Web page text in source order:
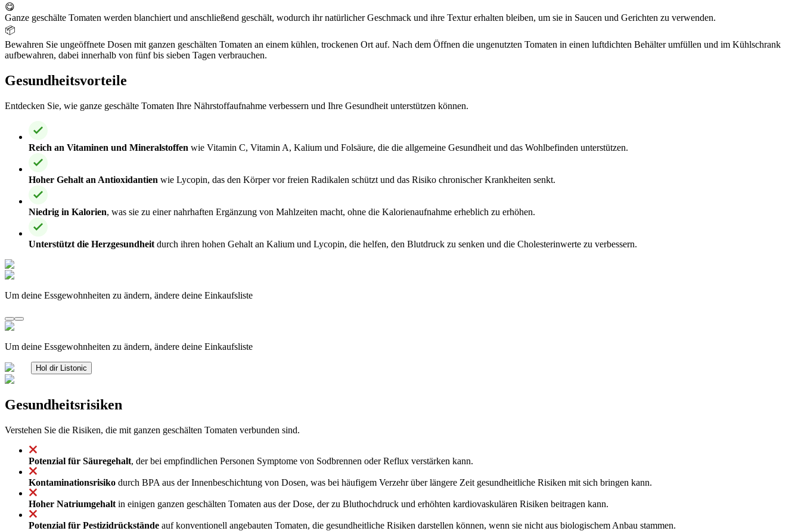
😋
Ganze geschälte Tomaten werden blanchiert und anschließend geschält, wodurch ihr natürlicher Geschmack und ihre Textur erhalten bleiben, um sie in Saucen und Gerichten zu verwenden.
📦
Bewahren Sie ungeöffnete Dosen mit ganzen geschälten Tomaten an einem kühlen, trockenen Ort auf. Nach dem Öffnen die ungenutzten Tomaten in einen luftdichten Behälter umfüllen und im Kühlschrank
aufbewahren, dabei innerhalb von fünf bis sieben Tagen verbrauchen.
Gesundheitsvorteile
Entdecken Sie, wie ganze geschälte Tomaten Ihre Nährstoffaufnahme verbessern und Ihre Gesundheit unterstützen können.
Reich an Vitaminen und Mineralstoffen wie Vitamin C, Vitamin A, Kalium und Folsäure, die die allgemeine Gesundheit und das Wohlbefinden unterstützen.
Hoher Gehalt an Antioxidantien wie Lycopin, das den Körper vor freien Radikalen schützt und das Risiko chronischer Krankheiten senkt.
Niedrig in Kalorien, was sie zu einer nahrhaften Ergänzung von Mahlzeiten macht, ohne die Kalorienaufnahme erheblich zu erhöhen.
Unterstützt die Herzgesundheit durch ihren hohen Gehalt an Kalium und Lycopin, die helfen, den Blutdruck zu senken und die Cholesterinwerte zu verbessern.
Um deine Essgewohnheiten zu ändern, ändere deine Einkaufsliste
Um deine Essgewohnheiten zu ändern, ändere deine Einkaufsliste
Hol dir Listonic
Gesundheitsrisiken
Verstehen Sie die Risiken, die mit ganzen geschälten Tomaten verbunden sind.
Potenzial für Säuregehalt, der bei empfindlichen Personen Symptome von Sodbrennen oder Reflux verstärken kann.
Kontaminationsrisiko durch BPA aus der Innenbeschichtung von Dosen, was bei häufigem Verzehr über längere Zeit gesundheitliche Risiken mit sich bringen kann.
Hoher Natriumgehalt in einigen ganzen geschälten Tomaten aus der Dose, der zu Bluthochdruck und erhöhten kardiovaskulären Risiken beitragen kann.
Potenzial für Pestizidrückstände auf konventionell angebauten Tomaten, die gesundheitliche Risiken darstellen können, wenn sie nicht aus biologischem Anbau stammen.